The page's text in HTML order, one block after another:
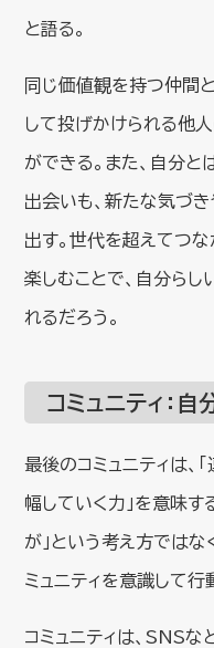
と語る。
同じ価値観を持つ仲間
して投げかけられる他
ができる。また、自分
出会いも、新たな気づ
出す。世代を超えてつな
楽しむことで、自分らし
れるだろう。
コミュニティ：
最後のコミュニティは、
幅していく力」を意味す
が」という考え方ではな
ミュニティを意識して行
コミュニティは、SNSな